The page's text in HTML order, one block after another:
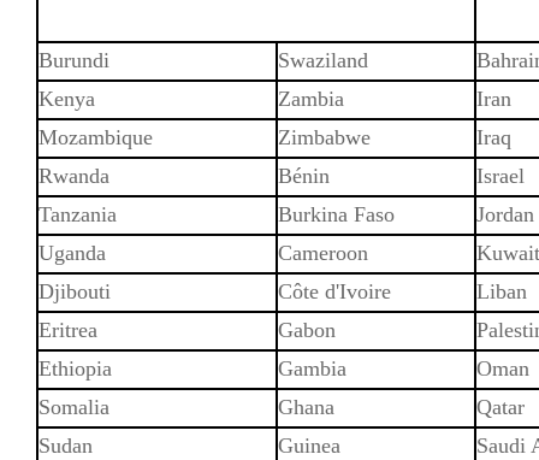
Burundi Swaziland
Kenya
Zambia
Iran
Mozambique
Zimbabwe
Iraq
Rwanda
Bénin
Israel
Tanzania
Burkina Faso
Jordan
Uganda
Cameroon
Djibouti
Côte d'Ivoire
Liban
Eritrea
Gabon
Ethiopia
Gambia
Oman
Somalia
Ghana
Qatar
Sudan
Guinea
Saudi